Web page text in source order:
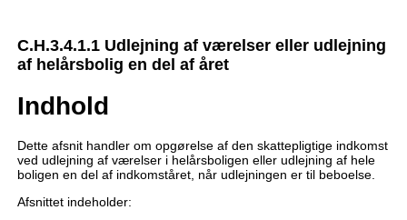
C.H.3.4.1.1 Udlejning af værelser eller udlejning
af helårsbolig en del af året
Indhold
Dette afsnit handler om opgørelse af den skattepligtige indkomst
ved udlejning af værelser i helårsboligen eller udlejning af hele
boligen en del af indkomståret, når udlejningen er til beboelse.
Afsnittet indeholder: